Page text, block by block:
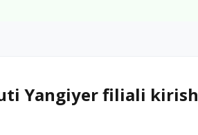
Yangiyer filiali kirish